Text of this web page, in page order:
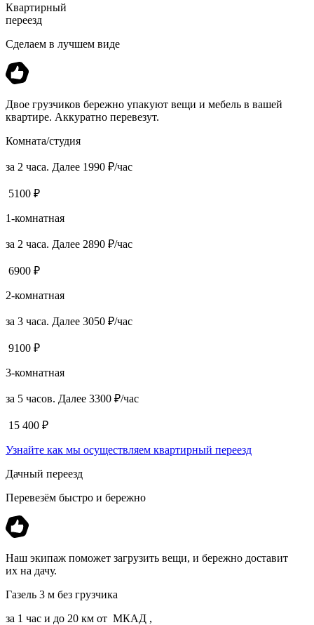
Квартирный
переезд
Сделаем в лучшем виде
Двое грузчиков бережно упакуют вещи и мебель в вашей
квартире. Аккуратно перевезут.
Комната/студия
за 2 часа. Далее 1990 ₽/час
5100 ₽
1-комнатная
за 2 часа. Далее 2890 ₽/час
6900 ₽
2-комнатная
за 3 часа. Далее 3050 ₽/час
9100 ₽
3-комнатная
за 5 часов. Далее 3300 ₽/час
15 400 ₽
Узнайте как мы осуществляем квартирный переезд
Дачный переезд
Перевезём быстро и бережно
Наш экипаж поможет загрузить вещи, и бережно доставит
их на дачу.
Газель 3 м без грузчика
за 1 час и до 20 км от МКАД ,